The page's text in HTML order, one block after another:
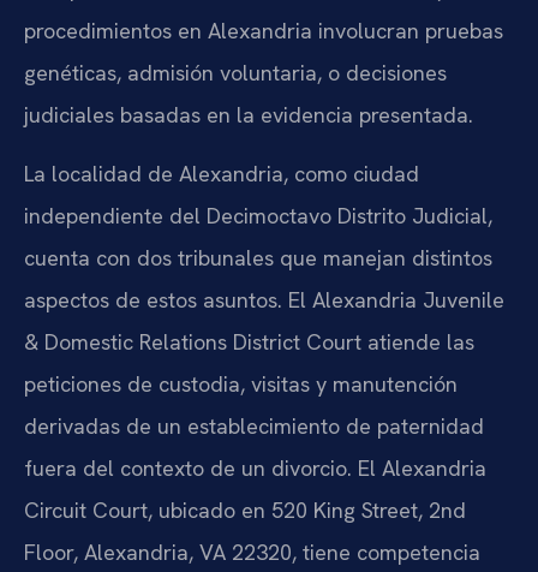
procedimientos en Alexandria involucran pruebas
genéticas, admisión voluntaria, o decisiones
judiciales basadas en la evidencia presentada.
La localidad de Alexandria, como ciudad
independiente del Decimoctavo Distrito Judicial,
cuenta con dos tribunales que manejan distintos
aspectos de estos asuntos. El Alexandria Juvenile
& Domestic Relations District Court atiende las
peticiones de custodia, visitas y manutención
derivadas de un establecimiento de paternidad
fuera del contexto de un divorcio. El Alexandria
Circuit Court, ubicado en 520 King Street, 2nd
Floor, Alexandria, VA 22320, tiene competencia